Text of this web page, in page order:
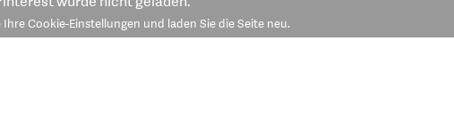
Cookie-Einstellungen und laden Sie die Seite neu.